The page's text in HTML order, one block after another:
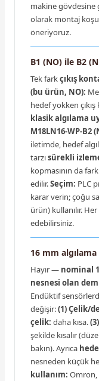
makine gövdesine
olarak montaj
öneriyoruz.
B1 (NO) ile B2
Tek farkçıkış
(bu ürün, NO):
hedef yokken
klasik algılama
M18LN16-WP-B2
iletimde, hedef
tarzısürekli
kopmasının da
edilir.Seçim: PLC
karar verin; çoğu
ürün) kullanılır.
edebilirsiniz.
16 mm
Hayır — nominal
nesnesi olan
Endüktif
değişir:(1) Çelik/
çelik: daha kısa.
şekilde kısalır
bakın). Ayrıca
nesneden küçük
kullanım: Omron,